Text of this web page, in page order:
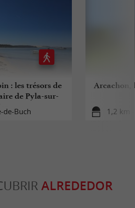
: les trésors de
de Pyla-sur-
de-Buch
Arcachon,
1,2 km
ALREDEDOR